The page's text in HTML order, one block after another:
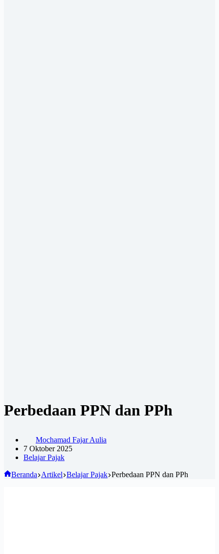
Perbedaan PPN dan PPh
Mochamad Fajar Aulia
7 Oktober 2025
Belajar Pajak
Beranda Artikel Belajar Pajak Perbedaan PPN dan PPh